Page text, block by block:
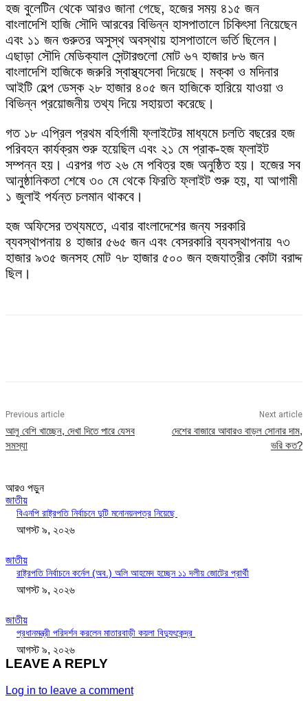
হজ বুলেটিন থেকে আরও জানা গেছে, হজের সময় ৪১৫ জন
বাংলাদেশি হাজি সৌদি আরবের বিভিন্ন হাসপাতালে চিকিৎসা নিয়েছেন
এবং ১১ জন গুরুতর অসুস্থ অবস্থায় হাসপাতালে ভর্তি ছিলেন।
এছাড়া সৌদি মেডিক্যাল সেন্টারগুলো মোট ৬৭ হাজার ৮৬ জন
বাংলাদেশি হাজিকে জরুরি স্বাস্থ্যসেবা দিয়েছে। মক্কা ও মদিনার
আইটি হেল্প ডেস্ক ২৮ হাজার ৪০৫ জন হাজিকে হারিয়ে যাওয়া ও
বিভিন্ন প্রয়োজনীয় তথ্য দিয়ে সহায়তা করেছে।
গত ১৮ এপ্রিল প্রথম বহির্গামী ফ্লাইটের মাধ্যমে চলতি বছরের হজ
পরিবহন কার্যক্রম শুরু হয়েছিল এবং ২১ মে প্রাক-হজ ফ্লাইট
সম্পন্ন হয়। এরপর গত ২৬ মে পবিত্র হজ অনুষ্ঠিত হয়। হজের সব
আনুষ্ঠানিকতা শেষে ৩০ মে থেকে ফিরতি ফ্লাইট শুরু হয়, যা আগামী
১ জুলাই পর্যন্ত চলমান থাকবে।
হজ অফিসের তথ্যমতে, এবার বাংলাদেশের জন্য সরকারি
ব্যবস্থাপনায় ৪ হাজার ৫৬৫ জন এবং বেসরকারি ব্যবস্থাপনায় ৭৩
হাজার ৯৩৫ জনসহ মোট ৭৮ হাজার ৫০০ জন হজযাত্রীর কোটা বরাদ্দ
ছিল।
Previous article
আলু বেশি খাচ্ছেন, দেখা দিতে পারে যেসব
সমস্যা
Next article
দেশের বাজারে আবারও বাড়ল সোনার দাম,
ভরি কত?
আরও পড়ুন
জাতীয়
বিএনপি রাষ্ট্রপতি নির্বাচনে দুটি মনোনয়নপত্র নিয়েছে
আগস্ট ৯, ২০২৬
জাতীয়
রাষ্ট্রপতি নির্বাচনে কর্নেল (অব.) অলি আহমেদ হচ্ছেন ১১ দলীয় জোটের প্রার্থী
আগস্ট ৯, ২০২৬
জাতীয়
প্রধানমন্ত্রী পরিদর্শন করলেন মাতারবাড়ী কয়লা বিদ্যুৎকেন্দ্র
আগস্ট ৯, ২০২৬
LEAVE A REPLY
Log in to leave a comment